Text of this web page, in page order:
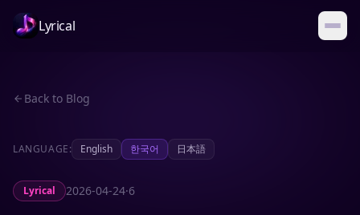
Lyrical
Back to Blog
LANGUAGE: English 한국어 日本語
Lyrical 2026-04-24·6